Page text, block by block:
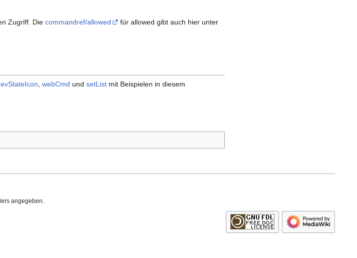
Zugriff. Die commandref/allowed
für allowed gibt auch hier unter
,webCmd undsetList mit Beispielen in diesem
angegeben.